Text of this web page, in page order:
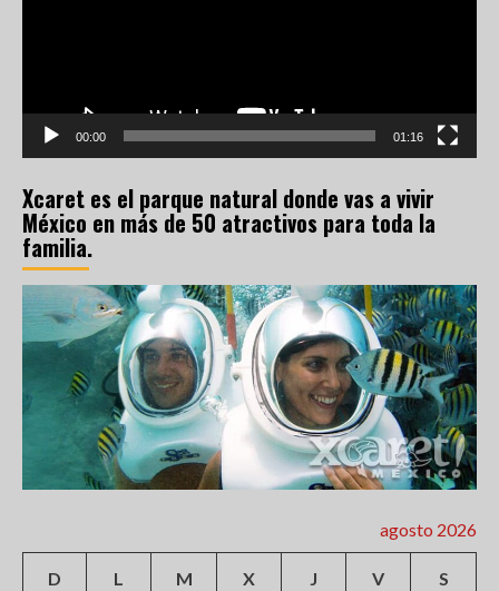
00:00 01:16
Xcaret es el parque natural donde vas a vivir
México en más de 50 atractivos para toda la
familia.
agosto 2026
D L M X J V S